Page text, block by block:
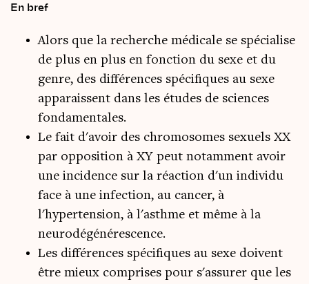
En bref
Alors que la recherche médicale se spécialise
de plus en plus en fonction du sexe et du
genre, des différences spécifiques au sexe
apparaissent dans les études de sciences
fondamentales.
Le fait d'avoir des chromosomes sexuels XX
par opposition à XY peut notamment avoir
une incidence sur la réaction d'un individu
face à une infection, au cancer, à
l'hypertension, à l'asthme et même à la
neurodégénérescence.
Les différences spécifiques au sexe doivent
être mieux comprises pour s'assurer que les